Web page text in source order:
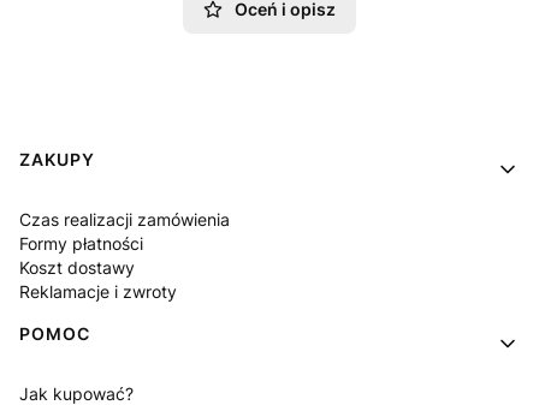
Oceń i opisz
Linki w stopce
ZAKUPY
Czas realizacji zamówienia
Formy płatności
Koszt dostawy
Reklamacje i zwroty
POMOC
Jak kupować?